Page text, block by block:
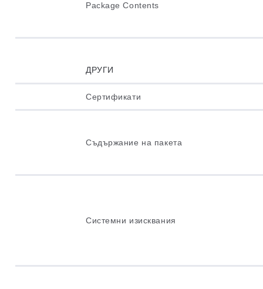
Package Contents
ДРУГИ
Сертификати
Съдържание на пакета
Системни изисквания